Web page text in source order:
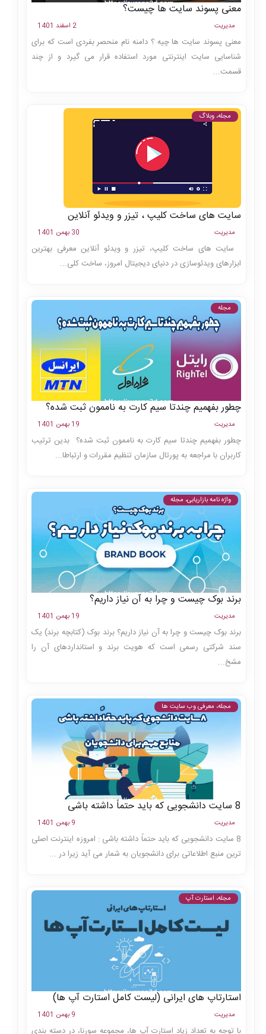
معنی پسوند سایت ها چیست؟
مدیریت 2 اسفند 1401
معنی پسوند سایت ها چیه ؟ دامنه نام منحصر بفردی است که برای
شناسایی سایت اینترنتی مورد استفاده قرار می گیرد و از چند
قسمت...
مجله، وبلاگ
سایت های ساخت کلیپ ، تیزر و ویدئو آنلاین
مدیریت 30 بهمن 1401
سایت های ساخت کلیپ، تیزر و ویدئو آنلاین معرفی بهترین
ابزارهای ویدئوسازی در دنیای دیجیتال امروز، ساخت کلی...
مجله
چطور بفهمیم چندتا سیم کارت به ناممون ثبت شده؟
مدیریت 19 بهمن 1401
چطور بفهمیم چندتا سیم کارت به ناممون ثبت شده؟ بدین ترتیب
کاربران با مراجعه به پورتال سازمان تنظیم مقررات و ارتباطا...
واژه نامه بازاریابی، مجله
برند بوک چیست و چرا به آن نیاز داریم؟
مدیریت 19 بهمن 1401
برند بوک چیست و چرا به آن نیاز داریم؟ برند بوک (کتابچه برند) یک
سند شرکتی رسمی است که هویت برند و استانداردهای آن را
مشخ...
مجله، معرفی وب سایت ها
8 سایت دانشجویی که باید حتماً داشته باشی
مدیریت 9 بهمن 1401
8 سایت دانشجویی که باید حتماً داشته باشی : امروزه اینترنت اصلی
ترین منبع اطلاعاتی برای دانشجویان به شمار می آید زیرا در ...
مجله، استارت آپ
استارتاپ های ایرانی (لیست کامل استارت آپ ها)
مدیریت 9 بهمن 1401
با توجه به تعداد زیاد استارت آپ ها، مجموعه سورنا، در دسته بندی